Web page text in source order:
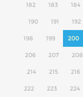
182 183 184
190 191 192
198 199 200
206 207 208
214 215 216
222 223 224